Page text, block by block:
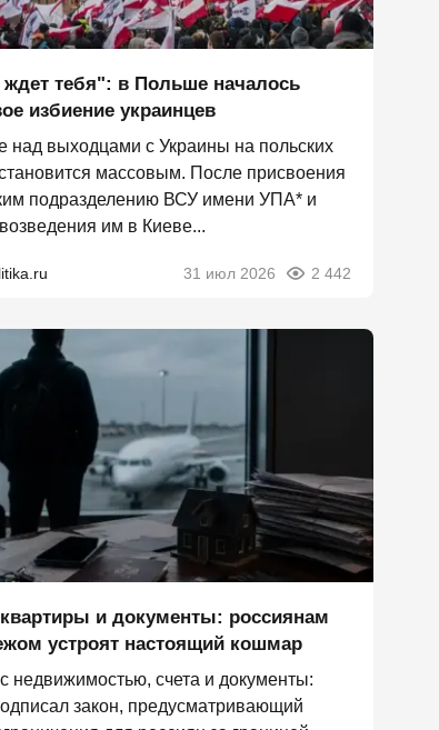
ждет тебя": в Польше началось
избиение украинцев
над выходцами с Украины на польских
массовым. После присвоения
подразделению ВСУ имени УПА* и
им в Киеве...
31 июл 2026 2 442
и документы: россиянам
устроят настоящий кошмар
недвижимостью, счета и документы:
закон, предусматривающий